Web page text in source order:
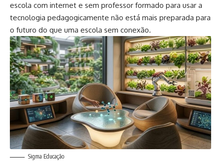
escola com internet e sem professor formado para usar a
tecnologia pedagogicamente não está mais preparada para
o futuro do que uma escola sem conexão.
Sigma Educação